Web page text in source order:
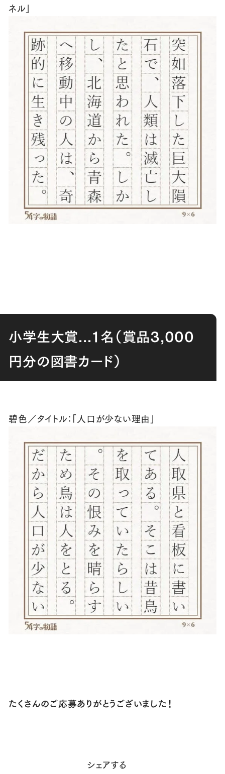
ネル」
小学生大賞...１名（賞品3,000
円分の図書カード）
碧色／タイトル：「人口が少ない理由」
たくさんのご応募ありがとうございました！
シェアする